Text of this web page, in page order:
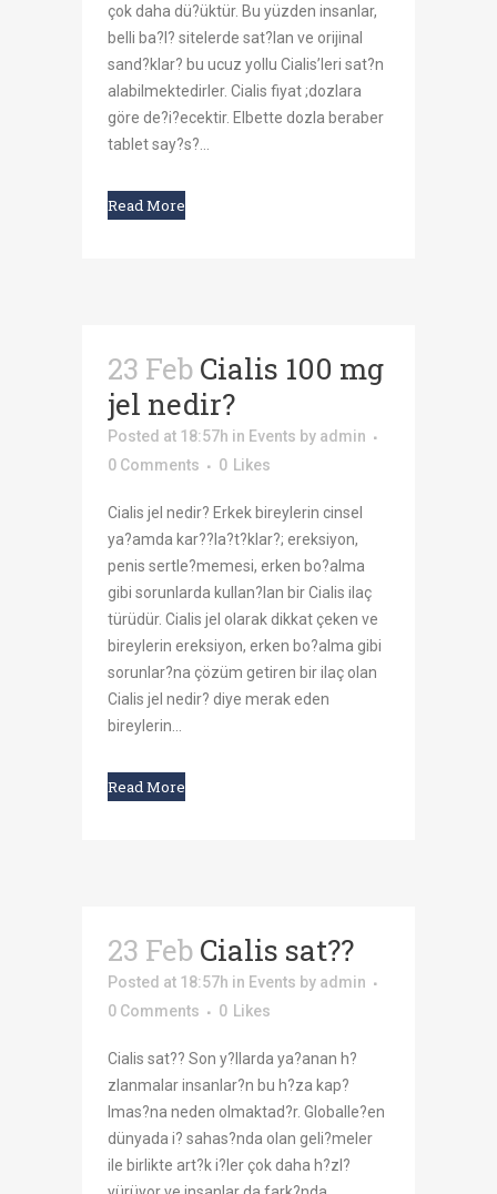
çok daha dü?üktür. Bu yüzden insanlar,
belli ba?l? sitelerde sat?lan ve orijinal
sand?klar? bu ucuz yollu Cialis’leri sat?n
alabilmektedirler. Cialis fiyat ;dozlara
göre de?i?ecektir. Elbette dozla beraber
tablet say?s?...
Read More
23 Feb Cialis 100 mg
jel nedir?
Posted at 18:57h in Events by admin
0 Comments
0 Likes
Cialis jel nedir? Erkek bireylerin cinsel
ya?amda kar??la?t?klar?; ereksiyon,
penis sertle?memesi, erken bo?alma
gibi sorunlarda kullan?lan bir Cialis ilaç
türüdür. Cialis jel olarak dikkat çeken ve
bireylerin ereksiyon, erken bo?alma gibi
sorunlar?na çözüm getiren bir ilaç olan
Cialis jel nedir? diye merak eden
bireylerin...
Read More
23 Feb Cialis sat??
Posted at 18:57h in Events by admin
0 Comments
0 Likes
Cialis sat?? Son y?llarda ya?anan h?
zlanmalar insanlar?n bu h?za kap?
lmas?na neden olmaktad?r. Globalle?en
dünyada i? sahas?nda olan geli?meler
ile birlikte art?k i?ler çok daha h?zl?